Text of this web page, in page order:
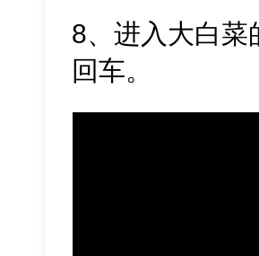
8、进入大白菜
回车。